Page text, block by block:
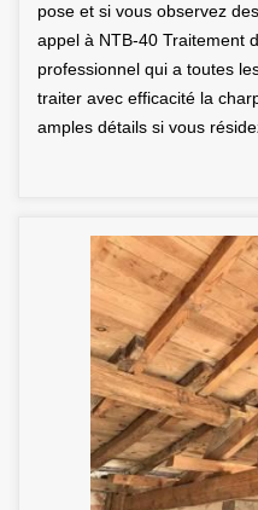
pose et si vous observez
appel à NTB-40 Traitement
professionnel qui a toutes
traiter avec efficacité la
amples détails si vous